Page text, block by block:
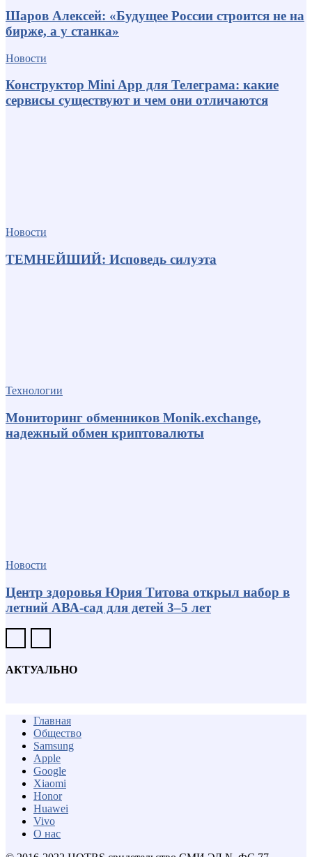
Шаров Алексей: «Будущее России строится не на
бирже, а у станка»
Новости
Конструктор Mini App для Телеграма: какие
сервисы существуют и чем они отличаются
Новости
ТЕМНЕЙШИЙ: Исповедь силуэта
Технологии
Мониторинг обменников Monik.exchange,
надежный обмен криптовалюты
Новости
Центр здоровья Юрия Титова открыл набор в
летний АВА-сад для детей 3–5 лет
АКТУАЛЬНО
Главная
Общество
Samsung
Apple
Google
Xiaomi
Honor
Huawei
Vivo
О нас